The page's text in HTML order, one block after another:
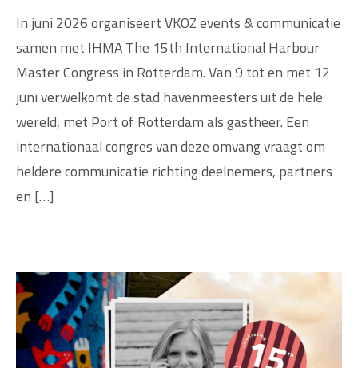
In juni 2026 organiseert VKOZ events & communicatie
samen met IHMA The 15th International Harbour
Master Congress in Rotterdam. Van 9 tot en met 12
juni verwelkomt de stad havenmeesters uit de hele
wereld, met Port of Rotterdam als gastheer. Een
internationaal congres van deze omvang vraagt om
heldere communicatie richting deelnemers, partners
en […]